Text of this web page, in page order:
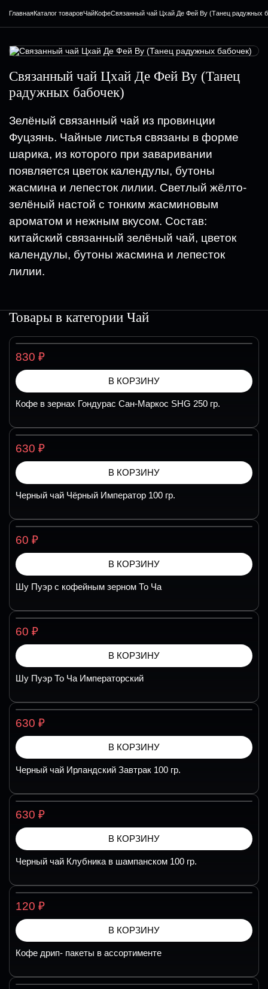
ГлавнаяКаталог товаровЧайКофеСвязанный чай Цхай Де Фей Ву (Танец радужных
Связанный чай Цхай Де Фей Ву (Танец
радужных бабочек)
Зелёный связанный чай из провинции
Фуцзянь. Чайные листья связаны в форме
шарика, из которого при заваривании
появляется цветок календулы, бутоны
жасмина и лепесток лилии. Светлый жёлто-
зелёный настой с тонким жасминовым
ароматом и нежным вкусом. Состав:
китайский связанный зелёный чай, цветок
календулы, бутоны жасмина и лепесток
лилии.
Товары в категории Чай
830 ₽
В КОРЗИНУ
Кофе в зернах Гондурас Сан-Маркос SHG 250 гр.
630 ₽
В КОРЗИНУ
Черный чай Чёрный Император 100 гр.
60 ₽
В КОРЗИНУ
Шу Пуэр с кофейным зерном То Ча
60 ₽
В КОРЗИНУ
Шу Пуэр То Ча Императорский
630 ₽
В КОРЗИНУ
Черный чай Ирландский Завтрак 100 гр.
630 ₽
В КОРЗИНУ
Черный чай Клубника в шампанском 100 гр.
120 ₽
В КОРЗИНУ
Кофе дрип- пакеты в ассортименте